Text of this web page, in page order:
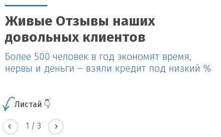
Живые Отзывы наших
довольных клиентов
Более 500 человек в год экономят время,
нервы и деньги – взяли кредит под низкий %
Листай 👇
1 / 3